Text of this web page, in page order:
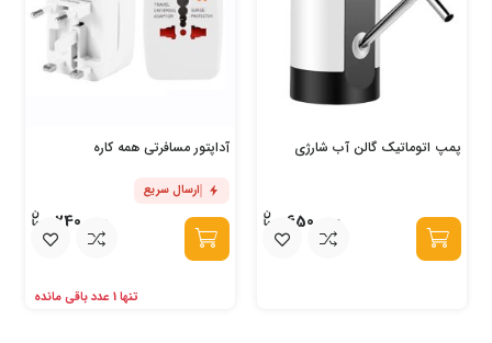
پمپ اتوماتیک گالن آب شارژی
650,000
آداپتور مسافرتی همه کاره
ارسال سریع
240,000
تنها 1 عدد باقی مانده